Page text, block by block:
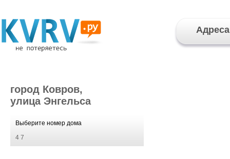
Адреса
город Ковров,
улица Энгельса
Выберите номер дома
4 7